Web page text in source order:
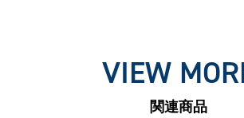
VIEW
関連商品